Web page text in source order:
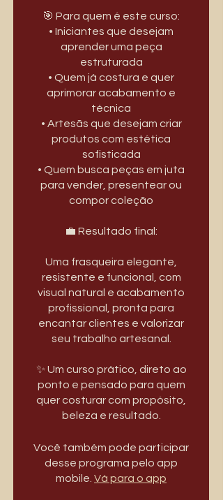
🎯 Para quem é este curso:
• Iniciantes que desejam
aprender uma peça
estruturada
• Quem já costura e quer
aprimorar acabamento e
técnica
• Artesãs que desejam criar
produtos com estética
sofisticada
• Quem busca peças em juta
para vender, presentear ou
compor coleção
💼 Resultado final:
Uma frasqueira elegante,
resistente e funcional, com
visual natural e acabamento
profissional, pronta para
encantar clientes e valorizar
seu trabalho artesanal.
✨ Um curso prático, direto ao
ponto e pensado para quem
quer costurar com propósito,
beleza e resultado.
Você também pode participar
desse programa pelo app
mobile. Vá para o app